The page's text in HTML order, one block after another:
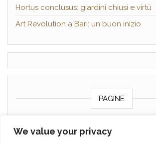
We value your privacy
Hortus conclusus: giardini chiusi e virtù
Art Revolution a Bari: un buon inizio
PAGINE